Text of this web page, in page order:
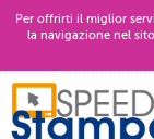
Per offrirti il miglior
la navigazione nel